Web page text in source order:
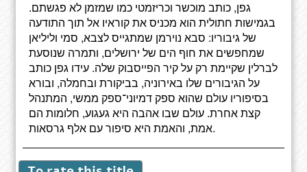
גפן, כותב מוכשר וכריזמטי כמו שמזמן לא פגשתם.
בגמישות חתולית הוא מכניס את קוראיו אל תוך התודעה
של גיבוריו: סבא נוירמן שמתגייס לצבא, סמי וליליאן
שמחפשים את חוף הים של ירושלים, ותמרה שנוסעת
לברלין שקיימת רק על קיר הפייסבוק שלה. עידו גפן כותב
על הגיבורים שלו באירוניה, בביקורת ובחמלה, ובורא
בסיפוריו עולם שהוא ספק דמיוני־ספק ממשי, המתנהל
קצת אחרת. עולם שבו אהבה היא געגוע, חלומות הם
אמת, והאמת היא סיפור עם אלף גרסאות.